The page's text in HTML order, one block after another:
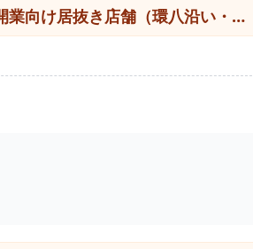
店舗（環八沿い・低資金モデル）